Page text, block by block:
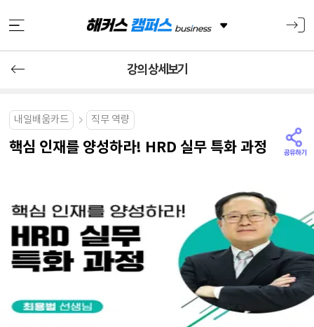
강의 상세보기
내일배움카드 직무 역량
핵심 인재를 양성하라! HRD 실무 특화 과정